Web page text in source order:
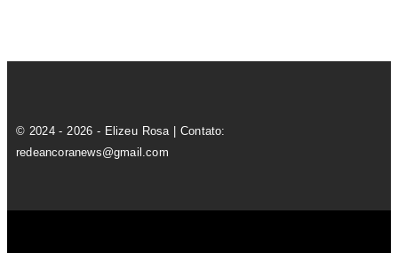
© 2024 - 2026 - Elizeu Rosa | Contato:
redeancoranews@gmail.com